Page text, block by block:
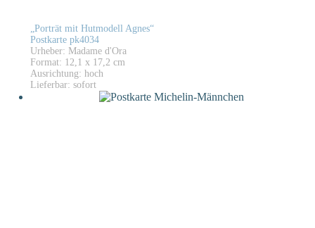
„Porträt mit Hutmodell Agnes“
Postkarte pk4034
Urheber: Madame d'Ora
Format: 12,1 x 17,2 cm
Ausrichtung: hoch
Lieferbar: sofort